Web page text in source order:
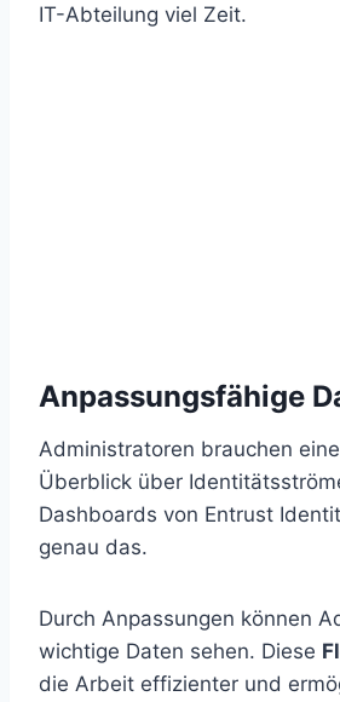
IT-Abteilung viel Zeit.
Anpassungsfähige
Administratoren brauchen
Überblick über
Dashboards von Entrust
genau das.
Durch Anpassungen können
wichtige Daten sehen. Diese
die Arbeit effizienter und